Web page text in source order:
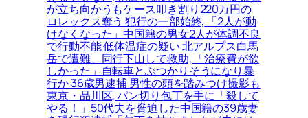
が立ち向かうもケース叩き割り220万円の
ロレックス奪う 犯行の一部始終, 「2人が動
けなくなった」中国籍の男女2人が体調不良
で行動不能 低体温症の疑い 北アルプス白馬
岳で遭難、同行下山して救助, 「治療費が欲
しかった」自転車とぶつかりそうになり暴
行か 36歳男逮捕 男性の頭を踏みつけ撮影も
東京・品川区, パン切り包丁を手に「殺して
やる！」50代夫を脅迫した中国籍の39歳妻